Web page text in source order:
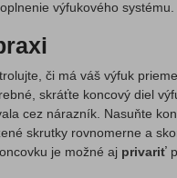
výfukového systému.
či má váš výfuk
skráťte koncový diel
cez nárazník. Nasuňte
skrutky rovnomerne a
je možné aj privariť